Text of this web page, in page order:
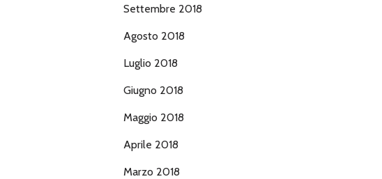
Settembre 2018
Agosto 2018
Luglio 2018
Giugno 2018
Maggio 2018
Aprile 2018
Marzo 2018